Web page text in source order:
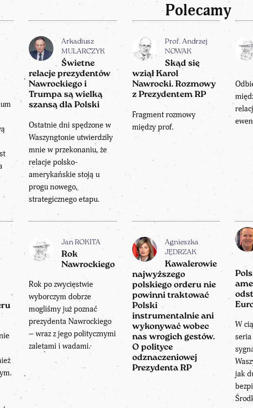
Polecamy
Arkadiusz
MULARCZYK
Świetne
relacje prezydentów
Nawrockiego i
Trumpa są wielką
szansą dla Polski
Ostatnie dni spędzone w
Waszyngtonie utwierdziły
mnie w przekonaniu, że
relacje polsko-
amerykańskie stoją u
progu nowego,
strategicznego etapu.
Prof. Andrzej
NOWAK
Skąd się
wziął Karol
Nawrocki. Rozmowy
z Prezydentem RP
Fragment rozmowy
między prof.
Jan ROKITA
Rok
Nawrockiego
Rok po zwycięstwie
wyborczym dobrze
mogliśmy już poznać
prezydenta Nawrockiego
– wraz z jego politycznymi
zaletami i wadami.
Agnieszka
JĘDRZAK
Kawalerowie
najwyższego
polskiego orderu nie
powinni traktować
Polski
instrumentalnie ani
wykonywać wobec
nas wrogich gestów.
O polityce
odznaczeniowej
Prezydenta RP
W
jak